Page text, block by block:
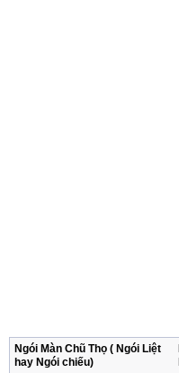
Ngói Màn Chũ Thọ ( Ngói Liệt
hay Ngói chiếu)